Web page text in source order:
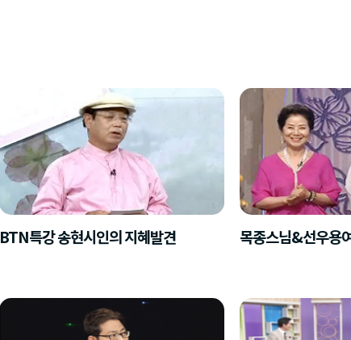
BTN특강 송현시인의 지혜발견 목종스님&선우용